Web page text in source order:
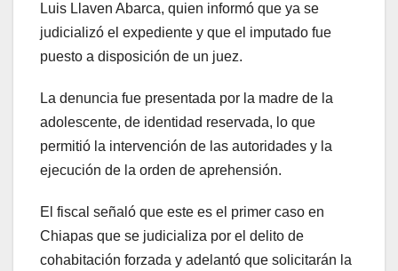
Luis Llaven Abarca, quien informó que ya se
judicializó el expediente y que el imputado fue
puesto a disposición de un juez.
La denuncia fue presentada por la madre de la
adolescente, de identidad reservada, lo que
permitió la intervención de las autoridades y la
ejecución de la orden de aprehensión.
El fiscal señaló que este es el primer caso en
Chiapas que se judicializa por el delito de
cohabitación forzada y adelantó que solicitarán la